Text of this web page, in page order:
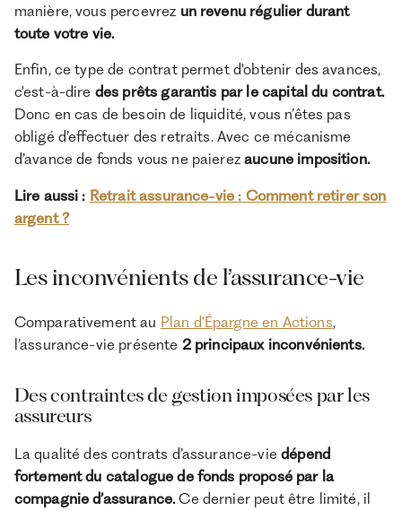
manière, vous percevrez un revenu régulier durant
toute votre vie.
Enfin, ce type de contrat permet d'obtenir des avances,
c'est-à-dire des prêts garantis par le capital du contrat.
Donc en cas de besoin de liquidité, vous n’êtes pas
obligé d’effectuer des retraits. Avec ce mécanisme
d’avance de fonds vous ne paierezaucune imposition.
Lire aussi : Retrait assurance-vie : Comment retirer son
argent ?
Les inconvénients de l’assurance-vie
Comparativement au Plan d'Épargne en Actions,
l’assurance-vie présente 2 principaux inconvénients.
Des contraintes de gestion imposées par les
assureurs
La qualité des contrats d’assurance-viedépend
fortement du catalogue de fonds proposé par la
compagnie d’assurance.Ce dernier peut être limité, il